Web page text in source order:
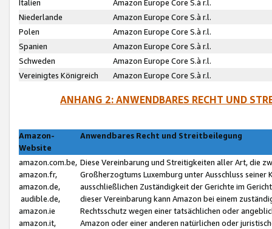
Italien
Amazon Europe Core S.à r.l.
Niederlande
Amazon Europe Core S.à r.l.
Polen
Amazon Europe Core S.à r.l.
Spanien
Amazon Europe Core S.à r.l.
Schweden
Amazon Europe Core S.à r.l.
Vereinigtes Königreich
Amazon Europe Core S.à r.l.
ANHANG 2: ANWENDBARES RECHT UND
Amazon-
Website
Anwendbares Recht und Streitbeilegung
amazon.com.be,
amazon.fr,
amazon.de,
audible.de,
amazon.ie
amazon.it,
Diese Vereinbarung und Streitigkeiten aller Art, die
Großherzogtums Luxemburg unter Ausschluss
ausschließlichen Zuständigkeit der Gerichte im
dieser Vereinbarung kann Amazon bei einem
Rechtsschutz wegen einer tatsächlichen oder
Amazon oder einer anderen natürlichen oder